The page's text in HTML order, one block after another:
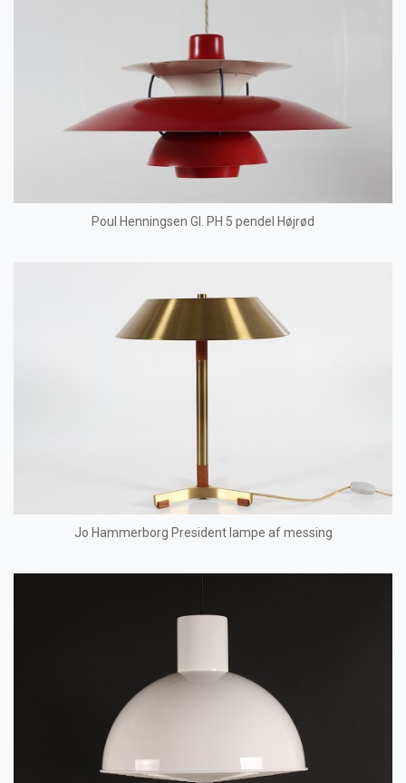
Poul Henningsen Gl. PH 5 pendel Højrød
Jo Hammerborg President lampe af messing